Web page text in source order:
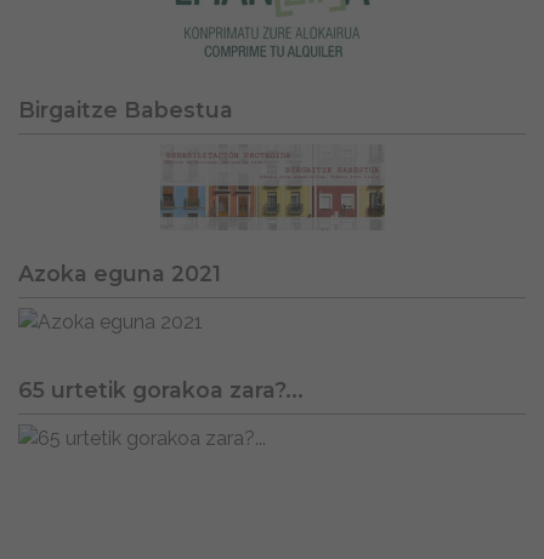
Birgaitze Babestua
Azoka eguna 2021
65 urtetik gorakoa zara?...